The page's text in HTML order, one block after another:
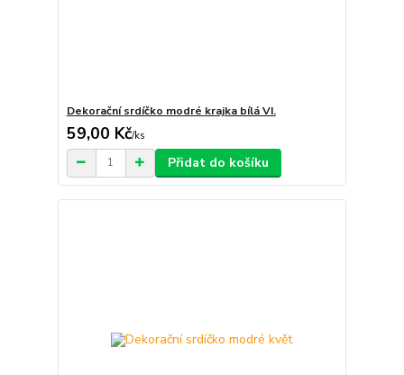
Dekorační srdíčko modré krajka bílá VI.
59,00 Kč/ks
Přidat do košíku